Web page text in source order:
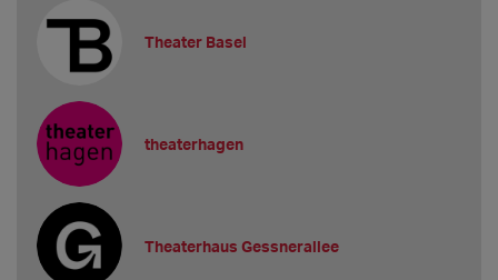
Theater Basel
theaterhagen
Theaterhaus Gessnerallee